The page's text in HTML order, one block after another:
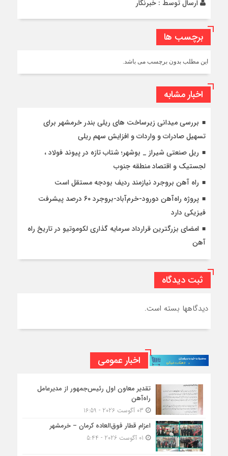
ارسال توسط : خبرنگار
برچسب ها
این مطلب بدون برچسب می باشد.
اخبار مشابه
بررسی میدانی زیرساخت های ریلی بندر خرمشهر برای
تسهیل صادرات و واردات و افزایش سهم ریلی
ریل صنعتی شیراز _ بوشهر؛ شتاب تازه در پیوند فولاد ،
لجستیک و اقتصاد منطقه جنوب
راه آهن بروجرد نیازمند ردیف بودجه مستقل است
پروژه راه‌آهن دورود-خرم‌آباد-بروجرد ۶۰ درصد پیشرفت
فیزیکی دارد
امضای بزرگترین قرارداد سرمایه گذاری لکوموتیو در تاریخ راه
آهن
ثبت دیدگاه
دیدگاهها بسته است.
اخبار عمومی
تقدیر معاون اول رئیس‌جمهور از مدیرعامل
راه‌آهن
اعزام قطار فوق‌العاده کرمان – خرمشهر